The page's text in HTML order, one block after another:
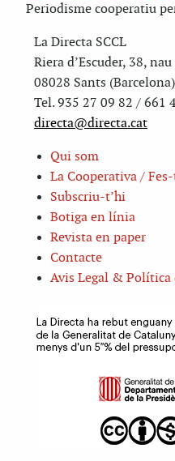
Periodisme cooperatiu
La Directa SCCL
Riera d’Escuder, 38,
08028 Sants (Barcelona)
Tel. 935 27 09 82 / 661
directa@directa.cat
Qui som
La Cooperativa / Fes-
Subscriu-t’hi
Botiga en línia
Revista en paper
Contacte
Avis Legal & Política